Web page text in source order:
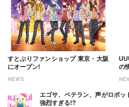
NEWS
すとぷりファンショップ 東京・大阪
にオープン!
の
エゴサ、ベテラン、声がロボ
強烈すぎる!?